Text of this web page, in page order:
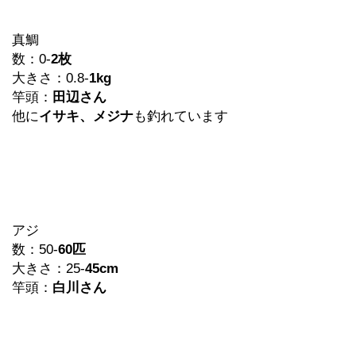
真鯛
数：0-2枚
大きさ：0.8-1kg
竿頭： 田辺さん
他にイサキ、メジナも釣れています
アジ
数：50-60匹
大きさ：25-45cm
竿頭： 白川さん